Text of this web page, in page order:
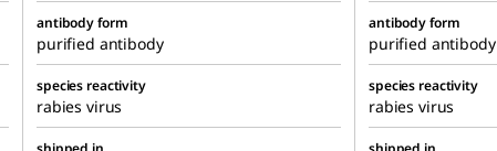
antibody form
purified antibody
antibody form
purified antibody
species reactivity
rabies virus
species reactivity
rabies virus